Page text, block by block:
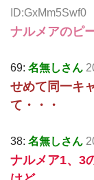
ID:GxMm5Swf0
ナルメアのピ
69: 名無しさん
せめて同一キ
て・・・
38: 名無しさん
ナルメア1、3